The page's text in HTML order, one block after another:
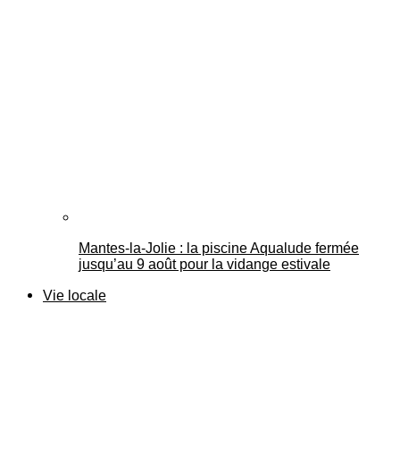
Mantes-la-Jolie : la piscine Aqualude fermée
jusqu’au 9 août pour la vidange estivale
Vie locale